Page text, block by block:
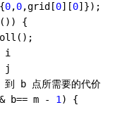
0,0,grid[0][0]});
{
i
j
b 点所需要的代价
b== m - 1) {